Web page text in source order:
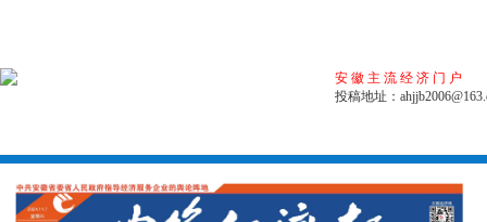
安徽主流经济门户
投稿地址：